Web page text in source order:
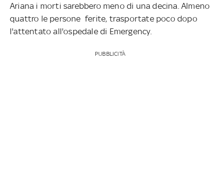
Ariana i morti sarebbero meno di una decina. Almeno
quattro le persone ferite, trasportate poco dopo
l'attentato all'ospedale di Emergency.
PUBBLICITÀ